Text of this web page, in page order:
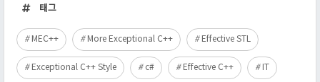
글
태그
MEC++ More Exceptional C++ Effective STL
Exceptional C++ Style c# Effective C++ IT